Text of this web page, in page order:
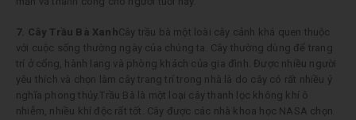
7. Cây Trầu Bà XanhCây trầu bà một loài cây cảnh khá quen thuộc
với cuộc sống thường ngày của chúng ta. Cây thường dùng để trang
trí ở cổng, hành lang và phòng khách của gia đình. Được nhiều người
yêu thích và chọn làm cây trang trí trong nhà là do cây có rất nhiều ý
nghĩa phong thủy.Trầu Bà là một loại cây thanh lọc không khí ô
nhiễm, nhiều khí độc rất tốt. Cây được các nhà khoa học NASA chọn